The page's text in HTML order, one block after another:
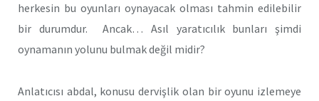
herkesin bu oyunları oynayacak olması tahmin edilebilir
bir durumdur. Ancak… Asıl yaratıcılık bunları şimdi
oynamanın yolunu bulmak değil midir?
Anlatıcısı abdal, konusu dervişlik olan bir oyunu izlemeye